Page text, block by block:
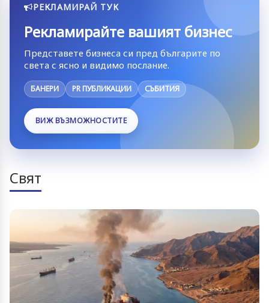
РЕКЛАМИРАЙ ТУК
Рекламирайте вашият бизнес
Представете бизнеса си пред българите по
света с ясно и видимо послание.
БАНЕРИ PR ПУБЛИКАЦИИ СЪБИТИЯ
ВИЖ ВЪЗМОЖНОСТИТЕ
Свят